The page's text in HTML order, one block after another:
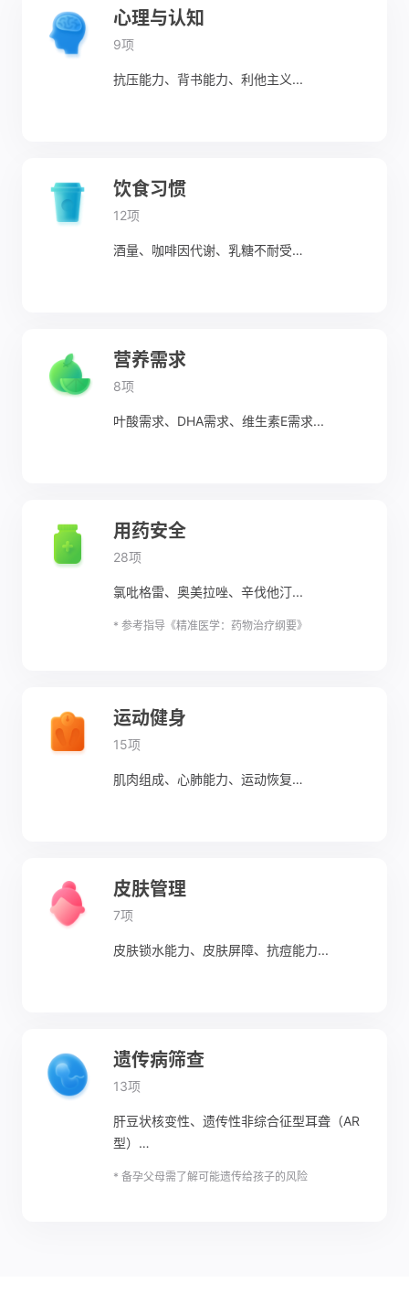
心理与认知
9项
抗压能力、背书能力、利他主义...
饮食习惯
12项
酒量、咖啡因代谢、乳糖不耐受…
营养需求
8项
叶酸需求、DHA需求、维生素E需求...
用药安全
28项
氯吡格雷、奥美拉唑、辛伐他汀...
* 参考指导《精准医学：药物治疗纲要》
运动健身
15项
肌肉组成、心肺能力、运动恢复…
皮肤管理
7项
皮肤锁水能力、皮肤屏障、抗痘能力...
遗传病筛查
13项
肝豆状核变性、遗传性非综合征型耳聋（AR
型）…
* 备孕父母需了解可能遗传给孩子的风险